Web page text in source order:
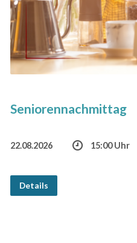
Seniorennachmittag
22.08.2026 15:00 Uhr
Details